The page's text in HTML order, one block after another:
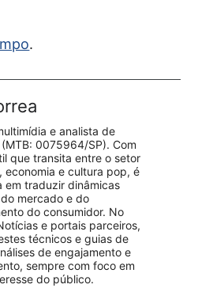
.
e analista de
0075964/SP). Com
que transita entre o setor
economia e cultura pop, é
em traduzir dinâmicas
mercado e do
do consumidor. No
e portais parceiros,
técnicos e guias de
de engajamento e
sempre com foco em
do público.